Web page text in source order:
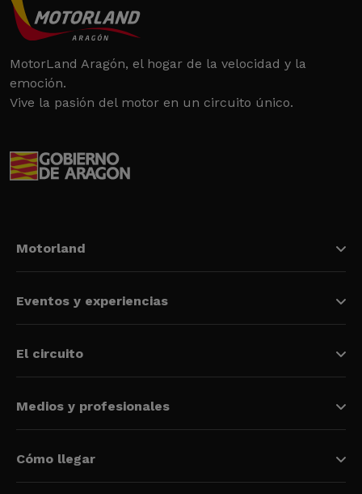
MotorLand Aragón, el hogar de la velocidad y la
emoción.
Vive la pasión del motor en un circuito único.
Motorland
Eventos y experiencias
El circuito
Medios y profesionales
Cómo llegar